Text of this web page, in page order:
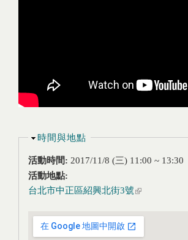
隱藏
時間與地點
活動時間: 2017/11/8 (三) 11:00 ~ 13:30
活動地點:
台北市中正區紹興北街3號 (link is external)